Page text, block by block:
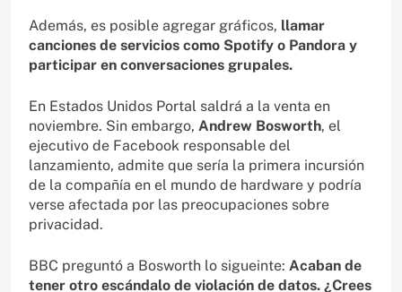
Además, es posible agregar gráficos, llamar
canciones de servicios como Spotify o Pandora y
participar en conversaciones grupales.
En Estados Unidos Portal saldrá a la venta en
noviembre. Sin embargo, Andrew Bosworth, el
ejecutivo de Facebook responsable del
lanzamiento, admite que sería la primera incursión
de la compañía en el mundo de hardware y podría
verse afectada por las preocupaciones sobre
privacidad.
BBC preguntó a Bosworth lo sigueinte: Acaban de
tener otro escándalo de violación de datos. ¿Crees